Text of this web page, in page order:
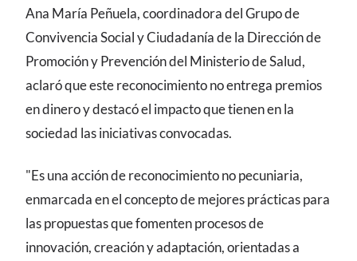
Ana María Peñuela, coordinadora del Grupo de
Convivencia Social y Ciudadanía de la Dirección de
Promoción y Prevención del Ministerio de Salud,
aclaró que este reconocimiento no entrega premios
en dinero y destacó el impacto que tienen en la
sociedad las iniciativas convocadas.
"Es una acción de reconocimiento no pecuniaria,
enmarcada en el concepto de mejores prácticas para
las propuestas que fomenten procesos de
innovación, creación y adaptación, orientadas a